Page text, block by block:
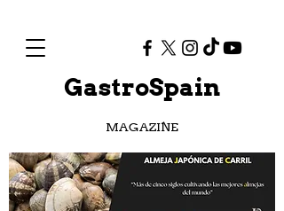
GastroSpain
MAGAZINE